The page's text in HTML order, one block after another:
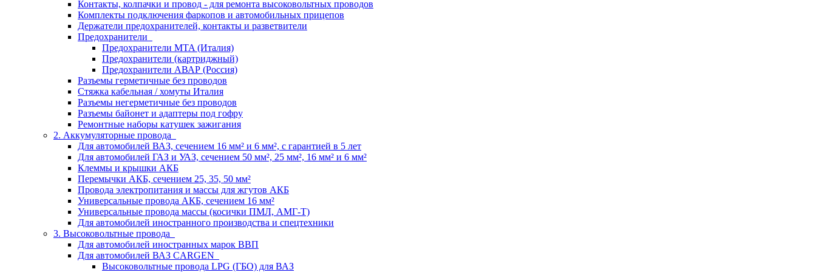
Контакты, колпачки и провод - для ремонта высоковольтных проводов
Комплекты подключения фаркопов и автомобильных прицепов
Держатели предохранителей, контакты и разветвители
Предохранители
Предохранители MTA (Италия)
Предохранители (картриджный)
Предохранители АВАР (Россия)
Разъемы герметичные без проводов
Стяжка кабельная / хомуты Италия
Разъемы негерметичные без проводов
Разъемы байонет и адаптеры под гофру
Ремонтные наборы катушек зажигания
2. Аккумуляторные провода
Для автомобилей ВАЗ, сечением 16 мм² и 6 мм², с гарантией в 5 лет
Для автомобилей ГАЗ и УАЗ, сечением 50 мм², 25 мм², 16 мм² и 6 мм²
Клеммы и крышки АКБ
Перемычки АКБ, сечением 25, 35, 50 мм²
Провода электропитания и массы для жгутов АКБ
Универсальные провода АКБ, сечением 16 мм²
Универсальные провода массы (косички ПМЛ, АМГ-Т)
Для автомобилей иностранного производства и спецтехники
3. Высоковольтные провода
Для автомобилей иностранных марок ВВП
Для автомобилей ВАЗ CARGEN
Высоковольтные провода LPG (ГБО) для ВАЗ